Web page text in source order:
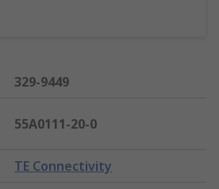
329-9449
55A0111-20-0
TE Connectivity